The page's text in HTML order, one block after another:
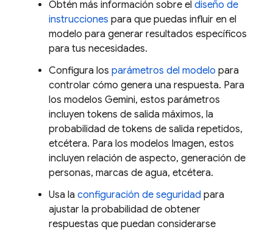
Obtén más información sobre el diseño de
instrucciones para que puedas influir en el
modelo para generar resultados específicos
para tus necesidades.
Configura los parámetros del modelo para
controlar cómo genera una respuesta. Para
los modelos Gemini, estos parámetros
incluyen tokens de salida máximos, la
probabilidad de tokens de salida repetidos,
etcétera. Para los modelos Imagen, estos
incluyen relación de aspecto, generación de
personas, marcas de agua, etcétera.
Usa la configuración de seguridad para
ajustar la probabilidad de obtener
respuestas que puedan considerarse